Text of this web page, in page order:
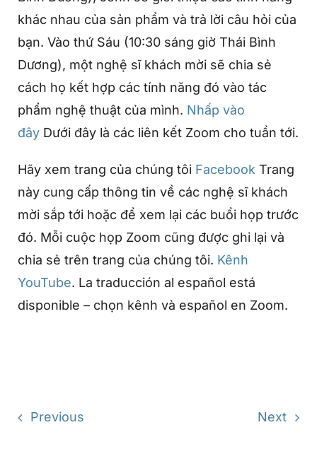
khác nhau của sản phẩm và trả lời câu hỏi của
bạn. Vào thứ Sáu (10:30 sáng giờ Thái Bình
Dương), một nghệ sĩ khách mời sẽ chia sẻ
cách họ kết hợp các tính năng đó vào tác
phẩm nghệ thuật của mình. Nhấp vào
đây Dưới đây là các liên kết Zoom cho tuần tới.
Hãy xem trang của chúng tôi Facebook Trang
này cung cấp thông tin về các nghệ sĩ khách
mời sắp tới hoặc để xem lại các buổi họp trước
đó. Mỗi cuộc họp Zoom cũng được ghi lại và
chia sẻ trên trang của chúng tôi. Kênh
YouTube. La traducción al español está
disponible – chọn kênh và español en Zoom.
Previous Next